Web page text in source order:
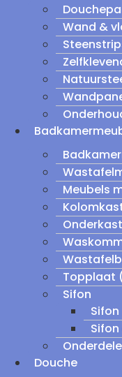
Wand &
Meubels
Topplaat
Sifon
Sifon
Douche